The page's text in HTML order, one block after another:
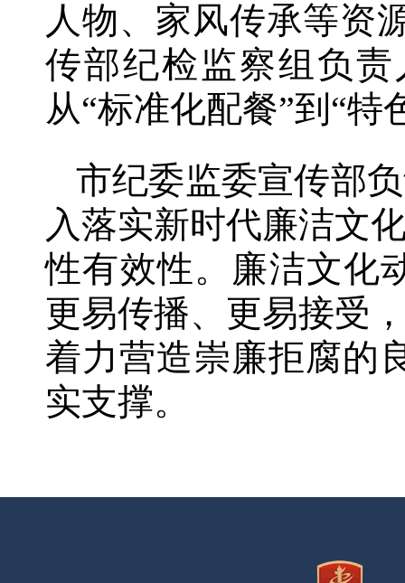
人物、家风传承等资
传部纪检监察组负
从“标准化配餐”到“特
市纪委监委宣传部
入落实新时代廉洁文
性有效性。廉洁文化
更易传播、更易接受
着力营造崇廉拒腐的
实支撑。